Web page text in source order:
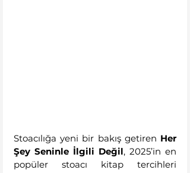
Stoacılığa yeni bir bakış getiren Her
Şey Seninle İlgili Değil, 2025’in en
popüler stoacı kitap tercihleri